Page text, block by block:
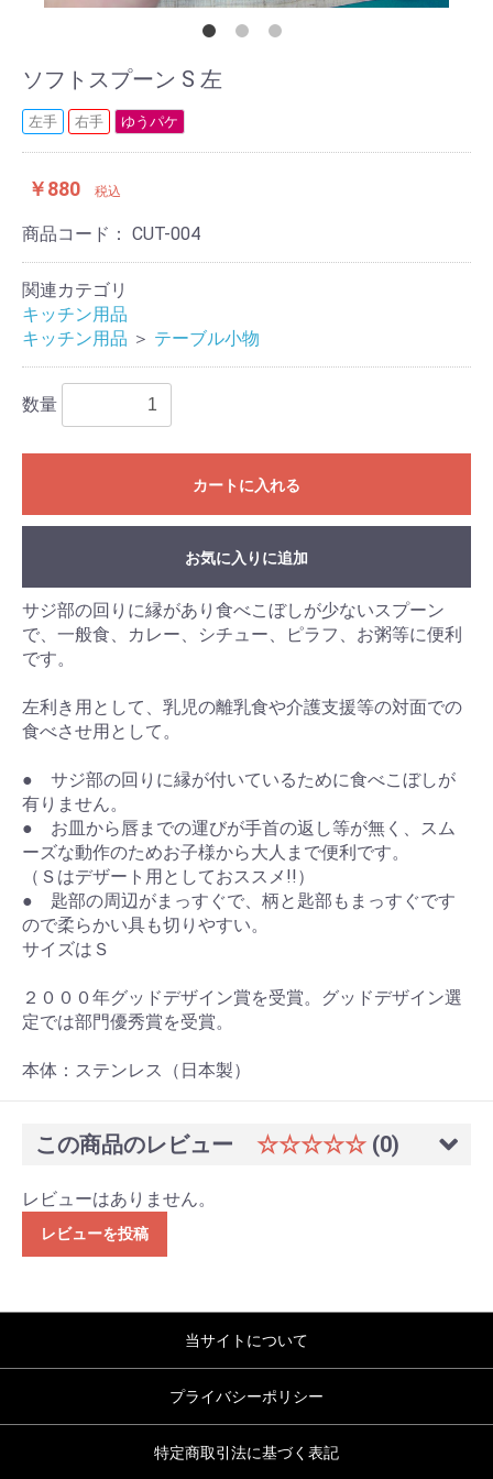
ソフトスプーン S 左
左手 右手 ゆうパケ
￥880 税込
商品コード： CUT-004
関連カテゴリ
キッチン用品
キッチン用品 ＞ テーブル小物
数量
カートに入れる
お気に入りに追加
サジ部の回りに縁があり食べこぼしが少ないスプーン
で、一般食、カレー、シチュー、ピラフ、お粥等に便利
です。
左利き用として、乳児の離乳食や介護支援等の対面での
食べさせ用として。
● サジ部の回りに縁が付いているために食べこぼしが
有りません。
● お皿から唇までの運びが手首の返し等が無く、スム
ーズな動作のためお子様から大人まで便利です。
（Ｓはデザート用としておススメ!!）
● 匙部の周辺がまっすぐで、柄と匙部もまっすぐです
ので柔らかい具も切りやすい。
サイズはＳ
２０００年グッドデザイン賞を受賞。グッドデザイン選
定では部門優秀賞を受賞。
本体：ステンレス（日本製）
この商品のレビュー ☆☆☆☆☆ (0)
レビューはありません。
レビューを投稿
当サイトについて
プライバシーポリシー
特定商取引法に基づく表記